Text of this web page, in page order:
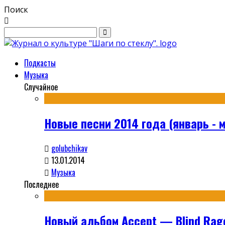
Поиск
Подкасты
Музыка
Случайное
Новые песни 2014 года (январь -
golubchikav
13.01.2014
Музыка
Последнее
Новый альбом Accept — Blind